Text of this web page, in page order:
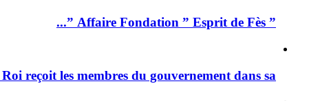
” Affaire Fondation ” Esprit de Fès ”...
reçoit les membres du gouvernement dans sa ...